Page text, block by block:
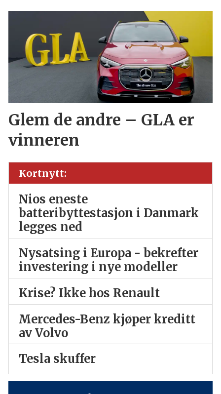
Glem de andre – GLA er
vinneren
Kortnytt:
Nios eneste
batteribyttestasjon i Danmark
legges ned
Nysatsing i Europa - bekrefter
investering i nye modeller
Krise? Ikke hos Renault
Mercedes-Benz kjøper kreditt
av Volvo
Tesla skuffer